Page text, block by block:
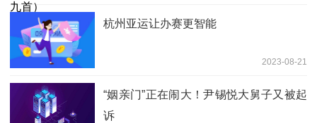
杭州亚运让办赛更智能
2023-08-21
“姻亲门”正在闹大！尹锡悦大舅子又被起
诉